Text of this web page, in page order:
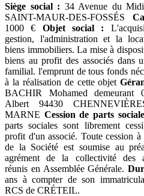
Siège social : 34 Avenue du
SAINT-MAUR-DES-FOSSÉS
1000 € Objet social :
gestion, l'administration et la
biens immobiliers. La mise à
biens au profit des associés dans
familial. l'emprunt de tous fonds
à la réalisation de cette objet
BACHIR Mohamed demeurant
Albert 94430
MARNE Cession de parts
parts sociales sont librement
profit d'un associé. Toute cession à
de la Société est soumise au
agrément de la collectivité des
réunis en Assemblée Générale.
ans à compter de son
RCS de CRÉTEIL.